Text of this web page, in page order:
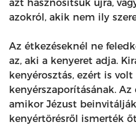
azt hasznosítsuk újra,
azokról, akik nem ily
Az étkezéseknél ne
az, aki a kenyeret adja.
kenyérosztás, ezért is
kenyérszaporításának.
amikor Jézust
kenyértörésről ismerték